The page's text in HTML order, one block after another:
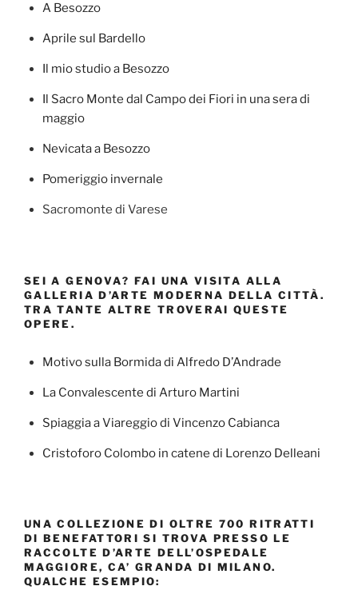
A Besozzo
Aprile sul Bardello
Il mio studio a Besozzo
Il Sacro Monte dal Campo dei Fiori in una sera di
maggio
Nevicata a Besozzo
Pomeriggio invernale
Sacromonte di Varese
SEI A GENOVA? FAI UNA VISITA ALLA
GALLERIA D’ARTE MODERNA DELLA CITTÀ.
TRA TANTE ALTRE TROVERAI QUESTE
OPERE.
Motivo sulla Bormida di Alfredo D’Andrade
La Convalescente di Arturo Martini
Spiaggia a Viareggio di Vincenzo Cabianca
Cristoforo Colombo in catene di Lorenzo Delleani
UNA COLLEZIONE DI OLTRE 700 RITRATTI
DI BENEFATTORI SI TROVA PRESSO LE
RACCOLTE D’ARTE DELL’OSPEDALE
MAGGIORE, CA’ GRANDA DI MILANO.
QUALCHE ESEMPIO: